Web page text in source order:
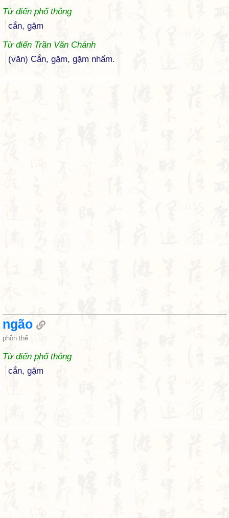
Từ điển phổ thông
cắn, gặm
Từ điển Trần Văn Chánh
(văn) Cắn, gặm, gặm nhấm.
ngão
phồn thể
Từ điển phổ thông
cắn, gặm